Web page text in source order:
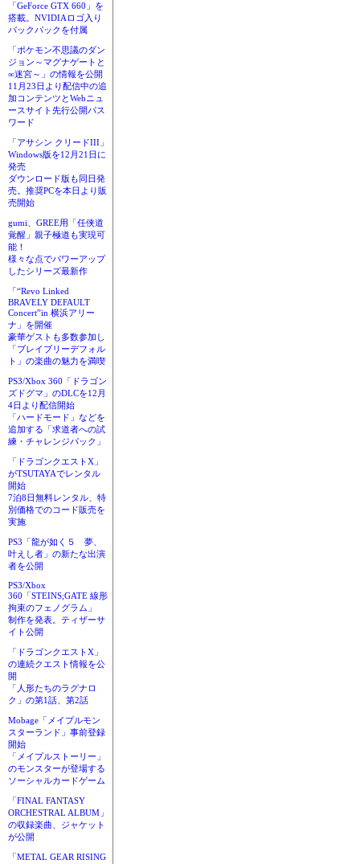
「GeForce GTX 660」を
搭載。NVIDIAロゴ入り
バックパックを付属
「ポケモン不思議のダン
ジョン～マグナゲートと
∞迷宮～」の情報を公開
11月23日より配信中の追
加コンテンツとWebニュ
ースサイト先行公開パス
ワード
「アサシン クリードIII」
Windows版を12月21日に
発売
ダウンロード版も同日発
売。推奨PCを本日より販
売開始
gumi、GREE用「任侠道
覚醒」親子極道も実現可
能！
様々な点でパワーアップ
したシリーズ最新作
「“Revo Linked
BRAVELY DEFAULT
Concert”in 横浜アリー
ナ」を開催
豪華ゲストも多数参加し
「ブレイブリーデフォル
ト」の楽曲の魅力を満喫
PS3/Xbox 360「ドラゴン
ズドグマ」のDLCを12月
4日より配信開始
「ハードモード」などを
追加する「求道者への試
練・チャレンジパック」
「ドラゴンクエストX」
がTSUTAYAでレンタル
開始
7泊8日無料レンタル、特
別価格でのコード販売を
実施
PS3「龍が如く５ 夢、
叶えし者」の新たな出演
者を公開
PS3/Xbox
360「STEINS;GATE 線形
拘束のフェノグラム」
制作を発表。ティザーサ
イト公開
「ドラゴンクエストX」
の連続クエスト情報を公
開
「人形たちのラグナロ
ク」の第1話、第2話
Mobage「メイプルモン
スターランド」事前登録
開始
「メイプルストーリー」
のモンスターが登場する
ソーシャルカードゲーム
「FINAL FANTASY
ORCHESTRAL ALBUM」
の収録楽曲、ジャケット
が公開
「METAL GEAR RISING